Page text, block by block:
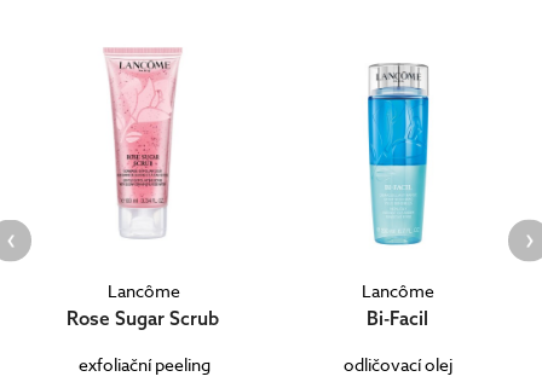
Lancôme
Rose Sugar Scrub
exfoliační peeling
Lancôme
Bi-Facil
odličovací olej